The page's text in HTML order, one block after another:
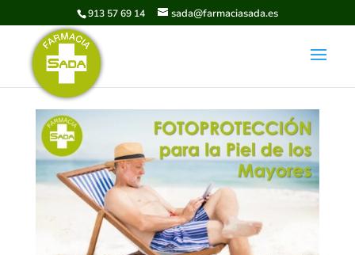
913 57 69 14 sada@farmaciasada.es